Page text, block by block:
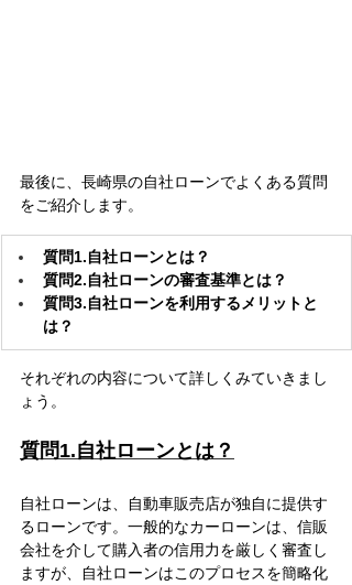
最後に、長崎県の自社ローンでよくある質問
をご紹介します。
質問1.自社ローンとは？
質問2.自社ローンの審査基準とは？
質問3.自社ローンを利用するメリットと
は？
それぞれの内容について詳しくみていきまし
ょう。
質問1.自社ローンとは？
自社ローンは、自動車販売店が独自に提供す
るローンです。一般的なカーローンは、信販
会社を介して購入者の信用力を厳しく審査し
ますが、自社ローンはこのプロセスを簡略化